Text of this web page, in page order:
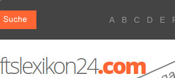
A B C D E